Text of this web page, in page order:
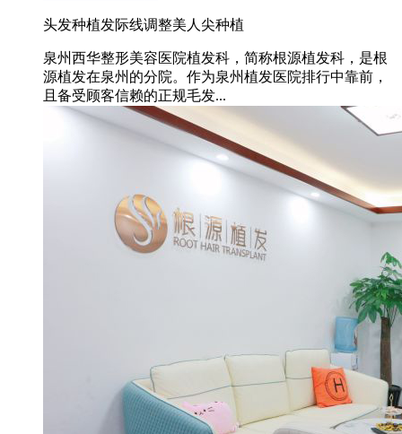
头发种植发际线调整美人尖种植
泉州西华整形美容医院植发科，简称根源植发科，是根
源植发在泉州的分院。作为泉州植发医院排行中靠前，
且备受顾客信赖的正规毛发...